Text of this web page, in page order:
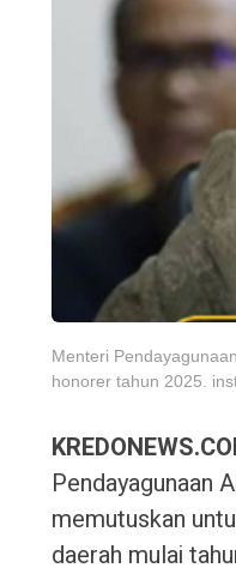
Menteri
honorer tahun 2025.
Pendayagunaan
memutuskan
daerah mulai